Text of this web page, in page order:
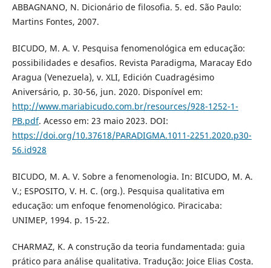
ABBAGNANO, N. Dicionário de filosofia. 5. ed. São Paulo:
Martins Fontes, 2007.
BICUDO, M. A. V. Pesquisa fenomenológica em educação:
possibilidades e desafios. Revista Paradigma, Maracay Edo
Aragua (Venezuela), v. XLI, Edición Cuadragésimo
Aniversário, p. 30-56, jun. 2020. Disponível em:
http://www.mariabicudo.com.br/resources/928-1252-1-
PB.pdf. Acesso em: 23 maio 2023. DOI:
https://doi.org/10.37618/PARADIGMA.1011-2251.2020.p30-
56.id928
BICUDO, M. A. V. Sobre a fenomenologia. In: BICUDO, M. A.
V.; ESPOSITO, V. H. C. (org.). Pesquisa qualitativa em
educação: um enfoque fenomenológico. Piracicaba:
UNIMEP, 1994. p. 15-22.
CHARMAZ, K. A construção da teoria fundamentada: guia
prático para análise qualitativa. Tradução: Joice Elias Costa.